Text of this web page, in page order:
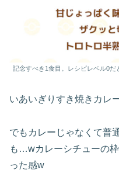
記念すべき1食目。レシピレベル0だ
いあいぎりすき焼きカレ
でもカレーじゃなくて普
も…wカレーシチューの
った感w